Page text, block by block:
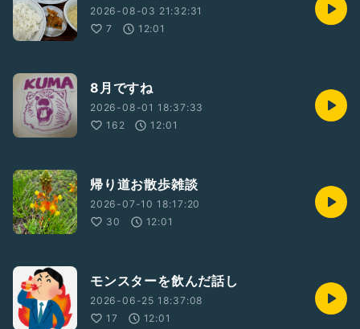
2026-08-03 21:32:31
7
12:01
8月ですね
2026-08-01 18:37:33
162
12:01
帰り道お散歩雑談
2026-07-10 18:17:20
30
12:01
モンスターを飲んだ話し
2026-06-25 18:37:08
17
12:01